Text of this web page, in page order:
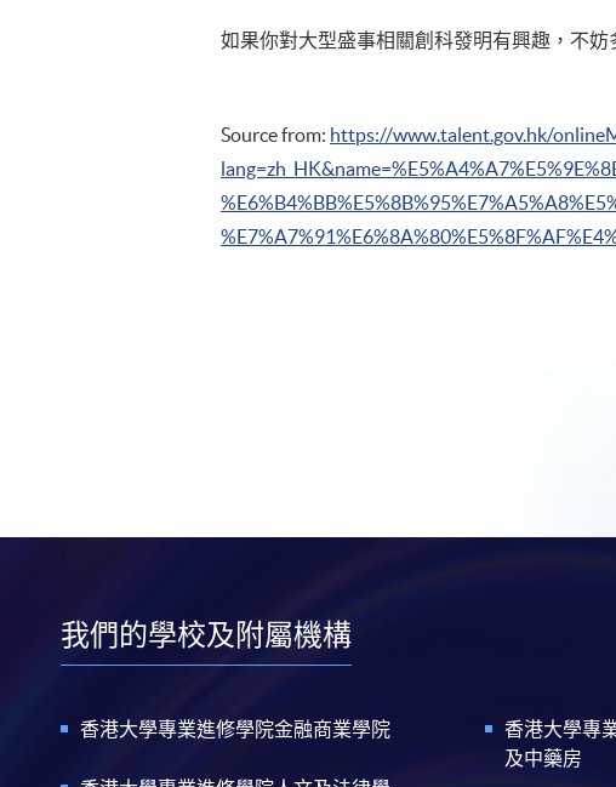
如果你對大型盛事相關創科發明有興趣，不
Source from: https://www.talent.gov.hk/
我們的學校及附屬機構
香港大學專業進修學院金融商業學院
香港大學專
及中藥房